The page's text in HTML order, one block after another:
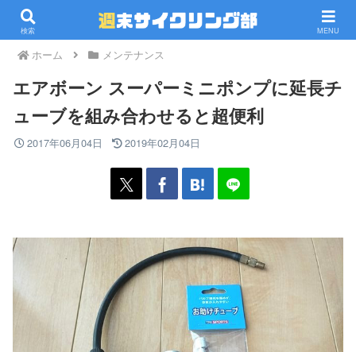
PR
ホーム メンテナンス
エアボーン スーパーミニポンプに延長チ
ューブを組み合わせると超便利
2017年06月04日 2019年02月04日
検索 MENU